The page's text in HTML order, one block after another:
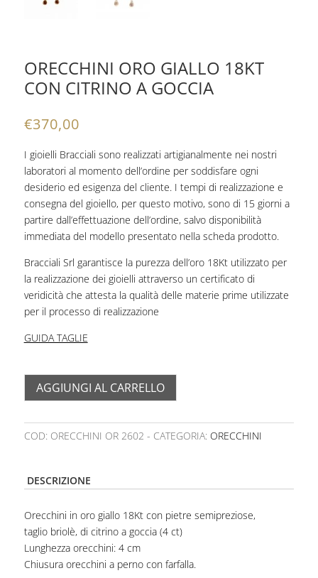
ORECCHINI ORO GIALLO 18KT
CON CITRINO A GOCCIA
€370,00
I gioielli Bracciali sono realizzati artigianalmente nei nostri
laboratori al momento dell’ordine per soddisfare ogni
desiderio ed esigenza del cliente. I tempi di realizzazione e
consegna del gioiello, per questo motivo, sono di 15 giorni a
partire dall’effettuazione dell’ordine, salvo disponibilità
immediata del modello presentato nella scheda prodotto.
Bracciali Srl garantisce la purezza dell’oro 18Kt utilizzato per
la realizzazione dei gioielli attraverso un certificato di
veridicità che attesta la qualità delle materie prime utilizzate
per il processo di realizzazione
GUIDA TAGLIE
AGGIUNGI AL CARRELLO
COD: ORECCHINI OR 2602 CATEGORIA: ORECCHINI
DESCRIZIONE
Orecchini in oro giallo 18Kt con pietre semipreziose,
taglio briolè, di citrino a goccia (4 ct)
Lunghezza orecchini: 4 cm
Chiusura orecchini a perno con farfalla.